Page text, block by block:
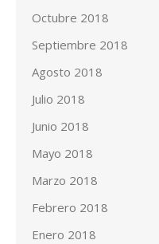
Octubre 2018
Septiembre 2018
Agosto 2018
Julio 2018
Junio 2018
Mayo 2018
Marzo 2018
Febrero 2018
Enero 2018